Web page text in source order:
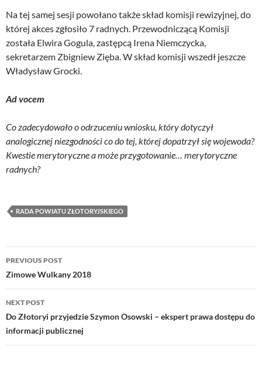
Na tej samej sesji powołano także skład komisji rewizyjnej, do
której akces zgłosiło 7 radnych. Przewodniczącą Komisji
została Elwira Gogula, zastępcą Irena Niemczycka,
sekretarzem Zbigniew Zięba. W skład komisji wszedł jeszcze
Władysław Grocki.
Ad vocem
Co zadecydowało o odrzuceniu wniosku, który dotyczył
analogicznej niezgodności co do tej, której dopatrzył się wojewoda?
Kwestie merytoryczne a może przygotowanie… merytoryczne
radnych?
RADA POWIATU ZŁOTORYJSKIEGO
Post
navigation
PREVIOUS POST
Zimowe Wulkany 2018
NEXT POST
Do Złotoryi przyjedzie Szymon Osowski – ekspert prawa dostępu do
informacji publicznej